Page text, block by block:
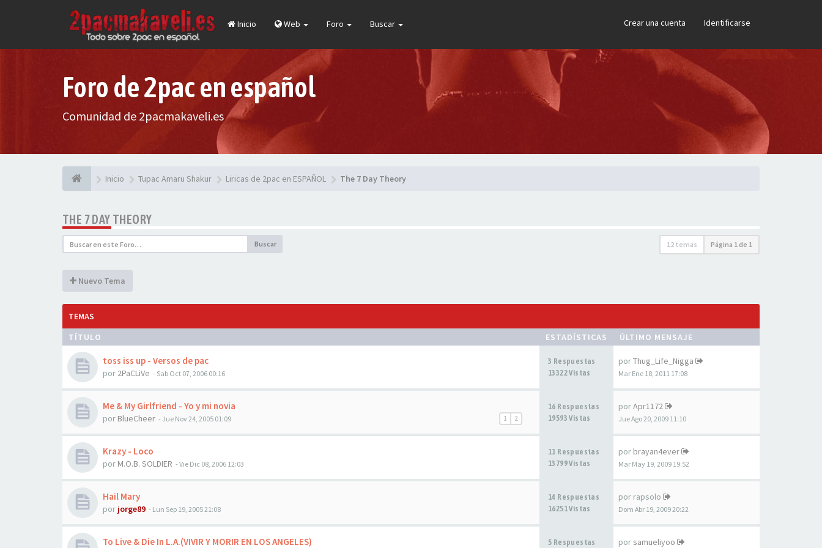
Inicio Web Foro Buscar Crear una cuenta Identificarse
Foro de 2pac en español
Comunidad de 2pacmakaveli.es
Inicio Tupac Amaru Shakur Liricas de 2pac en ESPAÑOL The 7 Day Theory
THE 7 DAY THEORY
Buscar 12 temas Página 1 de 1
Nuevo Tema
TEMAS
TÍTULO
ESTADÍSTICAS ÚLTIMO MENSAJE
toss iss up - Versos de pac
por 2PaCLiVe - Sab Oct 07, 2006 00:16
3 Respuestas
13322 Vistas
porThug_Life_Nigga
Mar Ene 18, 2011 17:08
Me & My Girlfriend - Yo y mi novia
1 2
por BlueCheer - Jue Nov 24, 2005 01:09
16 Respuestas
19593 Vistas
porApr1172
Jue Ago 20, 2009 11:10
Krazy - Loco
por M.O.B. SOLDIER - Vie Dic 08, 2006 12:03
11 Respuestas
13799 Vistas
por brayan4ever
Mar May 19, 2009 19:52
Hail Mary
por jorge89 - Lun Sep 19, 2005 21:08
14 Respuestas
16251 Vistas
por rapsolo
Dom Abr 19, 2009 20:22
To Live & Die In L.A.(VIVIR Y MORIR EN LOS ANGELES)
5 Respuestas
por samueliyoo